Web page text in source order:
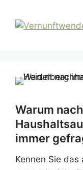
Inhalt
springen
Warum
immer
Kennen Sie das